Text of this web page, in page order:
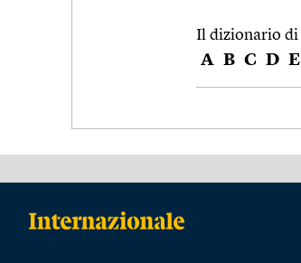
Il dizionario di
A B C D E